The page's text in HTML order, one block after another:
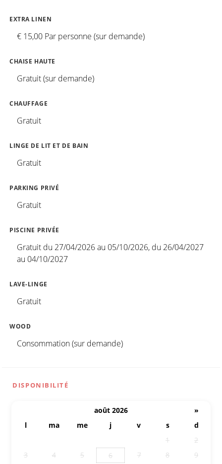
EXTRA LINEN
€ 15,00 Par personne (sur demande)
CHAISE HAUTE
Gratuit (sur demande)
CHAUFFAGE
Gratuit
LINGE DE LIT ET DE BAIN
Gratuit
PARKING PRIVÉ
Gratuit
PISCINE PRIVÉE
Gratuit du 27/04/2026 au 05/10/2026, du 26/04/2027
au 04/10/2027
LAVE-LINGE
Gratuit
WOOD
Consommation (sur demande)
DISPONIBILITÉ
août 2026
»
l
ma me j v s
d
1
2
3
4 5 6 7 8
9